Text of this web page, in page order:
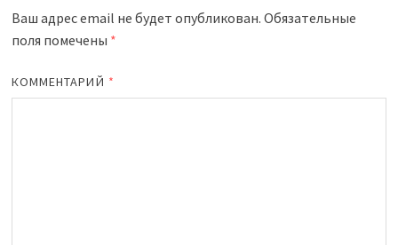
Ваш адрес email не будет опубликован. Обязательные
поля помечены *
КОММЕНТАРИЙ *